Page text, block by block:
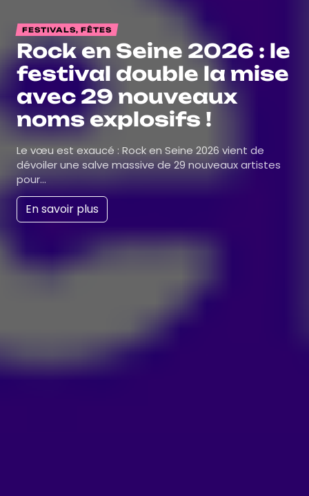
FESTIVALS, FÊTES
Rock en Seine 2026 : le
festival double la mise
avec 29 nouveaux
noms explosifs !
Le vœu est exaucé : Rock en Seine 2026 vient de
dévoiler une salve massive de 29 nouveaux artistes
pour…
En savoir plus